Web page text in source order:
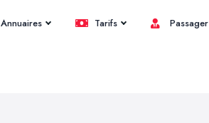
Annuaires Tarifs Passager